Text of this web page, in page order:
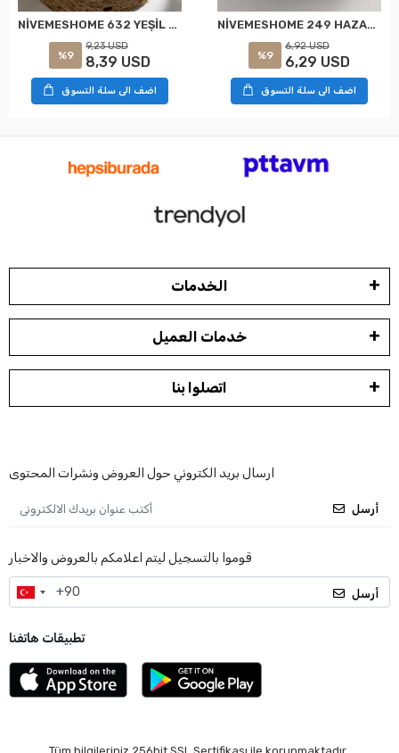
NİVEMESHOME 632 YEŞİL 90X150 HAZAL BANYO HAVLUSU NURPAK
%9
9,23 USD
8,39 USD
اضف الى سلة التسوق
NİVEMESHOME 249 HAZAL YEŞİL JAKARLI HAVLU NURPAK
%9
6,92 USD
6,29 USD
اضف الى سلة التسوق
الخدمات
خدمات العميل
اتصلوا بنا
ارسال بريد الكتروني حول العروض ونشرات المحتوى
أرسل
قوموا بالتسجيل ليتم اعلامكم بالعروض والاخبار
أرسل
تطبيقات هاتفنا